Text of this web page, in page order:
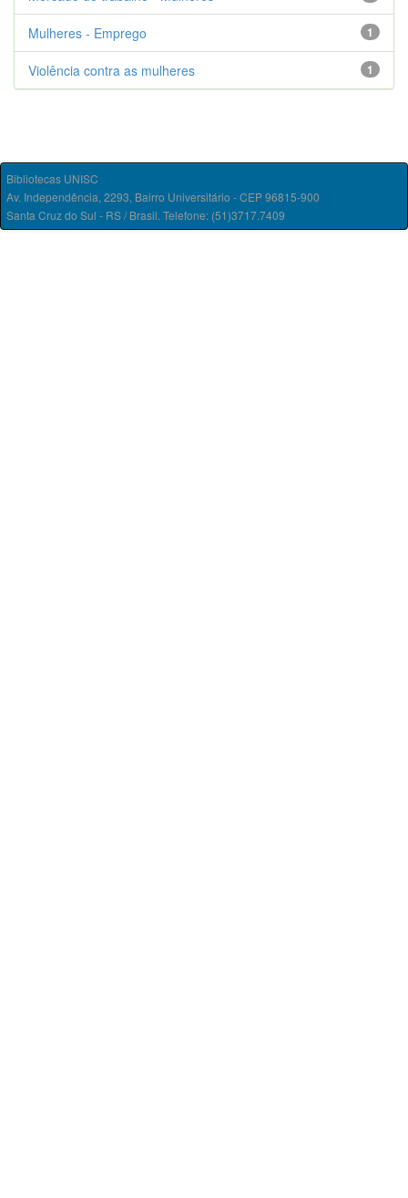
1
Mulheres - Emprego
1
Violência contra as mulheres
Bibliotecas UNISC
Av. Independência, 2293, Bairro Universitário - CEP 96815-900
Santa Cruz do Sul - RS / Brasil. Telefone: (51)3717.7409